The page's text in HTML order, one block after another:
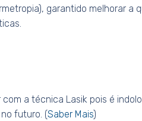
garantido melhorar
com a técnica Lasik pois é
futuro. (Saber Mais)